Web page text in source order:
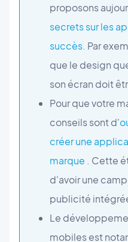
proposons
secrets sur les
succès. Par
que le design
son écran doit
Pour que votre
conseils sont d'
créer une
marque . Cette
d'avoir une
publicité
Le
mobiles est